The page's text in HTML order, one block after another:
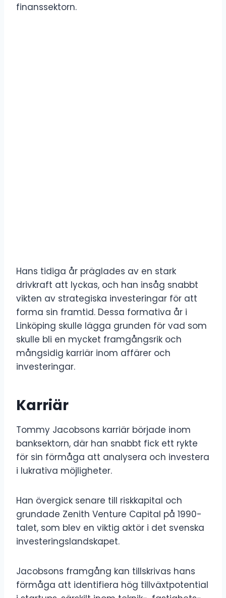
finanssektorn.
Hans tidiga år präglades av en stark
drivkraft att lyckas, och han insåg snabbt
vikten av strategiska investeringar för att
forma sin framtid. Dessa formativa år i
Linköping skulle lägga grunden för vad som
skulle bli en mycket framgångsrik och
mångsidig karriär inom affärer och
investeringar.
Karriär
Tommy Jacobsons karriär började inom
banksektorn, där han snabbt fick ett rykte
för sin förmåga att analysera och investera
i lukrativa möjligheter.
Han övergick senare till riskkapital och
grundade Zenith Venture Capital på 1990-
talet, som blev en viktig aktör i det svenska
investeringslandskapet.
Jacobsons framgång kan tillskrivas hans
förmåga att identifiera hög tillväxtpotential